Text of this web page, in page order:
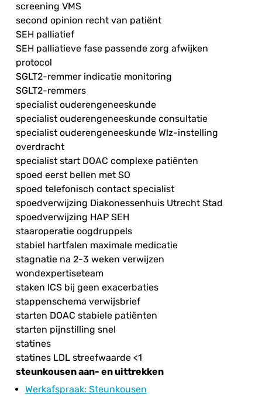
screening VMS
second opinion recht van patiënt
SEH palliatief
SEH palliatieve fase passende zorg afwijken
protocol
SGLT2-remmer indicatie monitoring
SGLT2-remmers
specialist ouderengeneeskunde
specialist ouderengeneeskunde consultatie
specialist ouderengeneeskunde Wlz-instelling
overdracht
specialist start DOAC complexe patiënten
spoed eerst bellen met SO
spoed telefonisch contact specialist
spoedverwijzing Diakonessenhuis Utrecht Stad
spoedverwijzing HAP SEH
staaroperatie oogdruppels
stabiel hartfalen maximale medicatie
stagnatie na 2-3 weken verwijzen
wondexpertiseteam
staken ICS bij geen exacerbaties
stappenschema verwijsbrief
starten DOAC stabiele patiënten
starten pijnstilling snel
statines
statines LDL streefwaarde <1
steunkousen aan- en uittrekken
Werkafspraak: Steunkousen